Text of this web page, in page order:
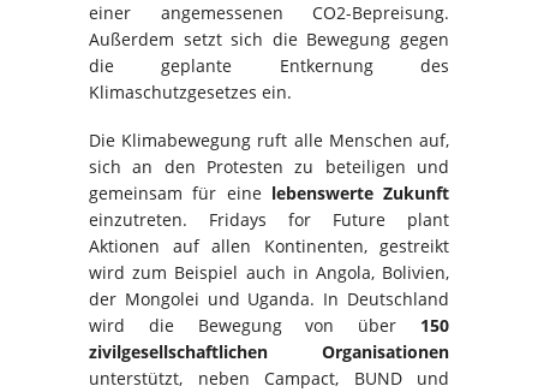
einer angemessenen CO2-Bepreisung.
Außerdem setzt sich die Bewegung gegen
die geplante Entkernung des
Klimaschutzgesetzes ein.
Die Klimabewegung ruft alle Menschen auf,
sich an den Protesten zu beteiligen und
gemeinsam für einelebenswerte Zukunft
einzutreten. Fridays for Future plant
Aktionen auf allen Kontinenten, gestreikt
wird zum Beispiel auch in Angola, Bolivien,
der Mongolei und Uganda. In Deutschland
wird die Bewegung von über 150
zivilgesellschaftlichen Organisationen
unterstützt, neben Campact, BUND und